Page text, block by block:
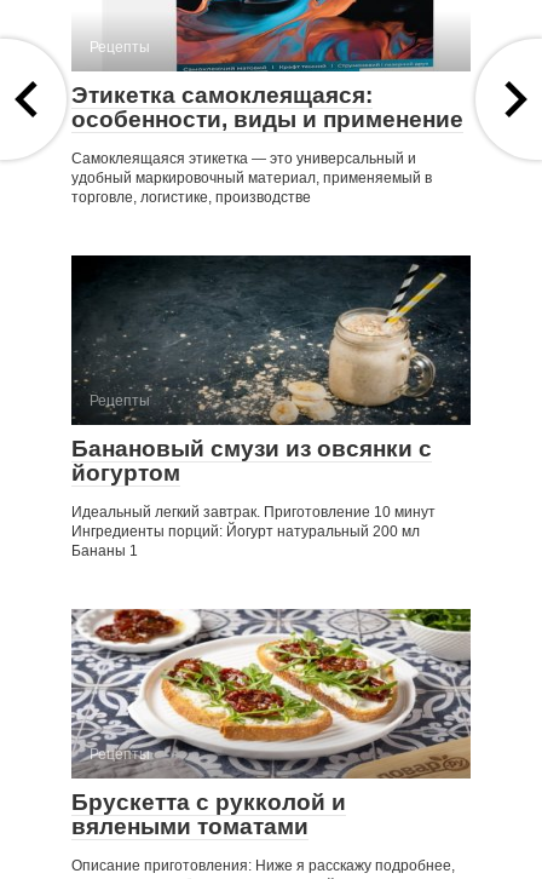
Рецепты
Этикетка самоклеящаяся:
особенности, виды и применение
Самоклеящаяся этикетка — это универсальный и
удобный маркировочный материал, применяемый в
торговле, логистике, производстве
Рецепты
Банановый смузи из овсянки с
йогуртом
Идеальный легкий завтрак. Приготовление 10 минут
Ингредиенты порций: Йогурт натуральный 200 мл
Бананы 1
Рецепты
Брускетта с рукколой и
вялеными томатами
Описание приготовления: Ниже я расскажу подробнее,